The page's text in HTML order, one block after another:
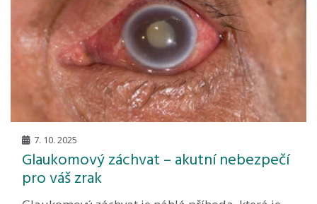
7. 10. 2025
Glaukomový záchvat – akutní nebezpečí
pro váš zrak